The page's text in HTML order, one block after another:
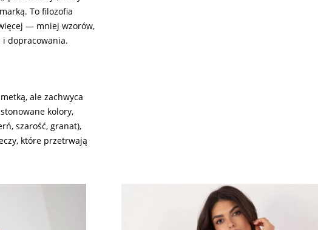
To filozofia
— mniej wzorów,
i dopracowania.
ale zachwyca
kolory,
szarość, granat),
które przetrwają